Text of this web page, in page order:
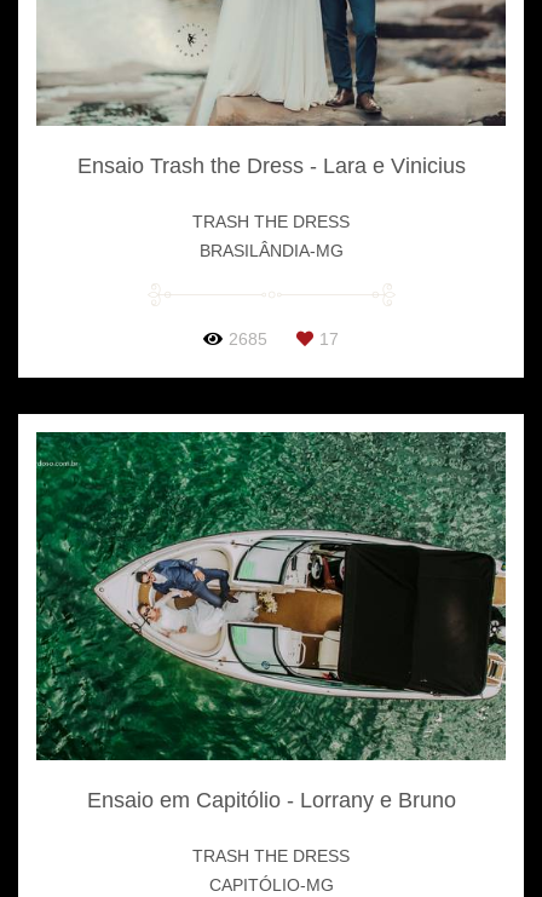
Ensaio Trash the Dress - Lara e Vinicius
TRASH THE DRESS
BRASILÂNDIA-MG
2685 17
Ensaio em Capitólio - Lorrany e Bruno
TRASH THE DRESS
CAPITÓLIO-MG